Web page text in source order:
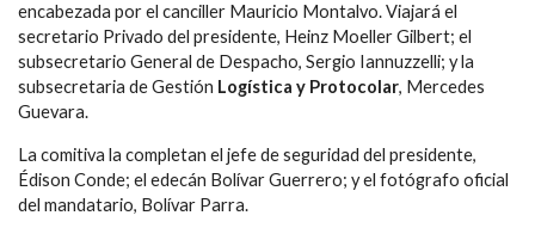
encabezada por el canciller Mauricio Montalvo. Viajará el
secretario Privado del presidente, Heinz Moeller Gilbert; el
subsecretario General de Despacho, Sergio Iannuzzelli; y la
subsecretaria de Gestión Logística y Protocolar, Mercedes
Guevara.
La comitiva la completan el jefe de seguridad del presidente,
Édison Conde; el edecán Bolívar Guerrero; y el fotógrafo oficial
del mandatario, Bolívar Parra.